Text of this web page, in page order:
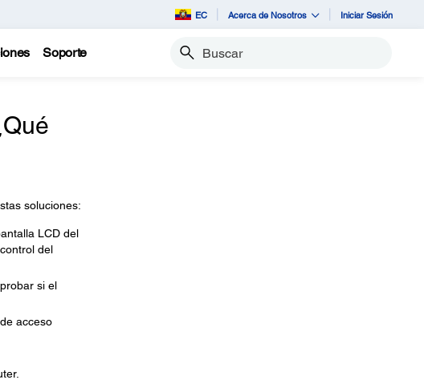
EC Acerca de Nosotros Iniciar Sesión
Soporte Buscar
soluciones:
LCD del
del
si el
acceso